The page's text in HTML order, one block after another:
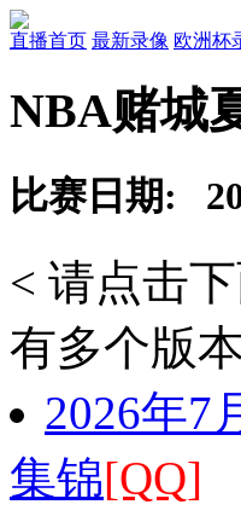
直播首页 最新录像 欧洲杯
NBA赌城
比赛日期:
< 请点击
有多个版
2026年7
集锦[QQ]